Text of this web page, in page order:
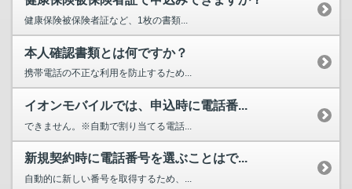
健康保険被保険者証など、1枚の書類...
本人確認書類とは何ですか？
携帯電話の不正な利用を防止するため...
イオンモバイルでは、申込時に電話番...
できません。※自動で割り当てる電話...
新規契約時に電話番号を選ぶことはで...
自動的に新しい番号を取得するため、...